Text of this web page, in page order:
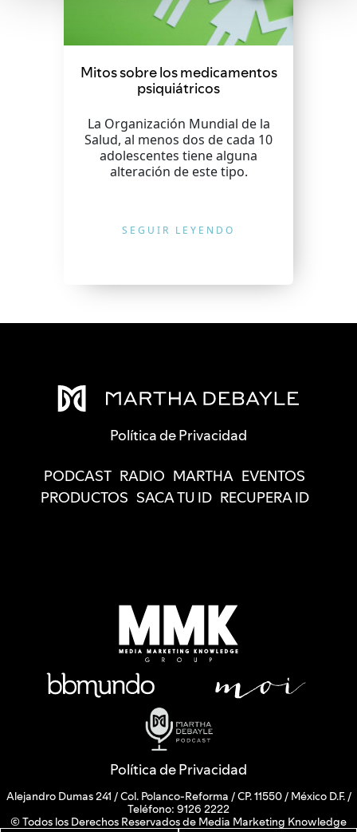
Mitos sobre los medicamentos
psiquiátricos
La Organización Mundial de la
Salud, al menos dos de cada 10
adolescentes tiene alguna
alteración de este tipo.
SEGUIR LEYENDO
Política de Privacidad
PODCAST RADIO MARTHA EVENTOS
PRODUCTOS SACA TU ID RECUPERA ID
Política de Privacidad
Alejandro Dumas 241 / Col. Polanco-Reforma / CP. 11550 / México D.F. /
Teléfono: 9126 2222
© Todos los Derechos Reservados de Media Marketing Knowledge